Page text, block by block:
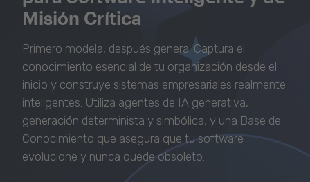
Casos de Uso
Whitepapers
Descargar GeneXus
Misión Crítica
Primero modela, después genera. Captura el
conocimiento esencial de tu organización desde el
inicio y construye sistemas empresariales realmente
inteligentes. Utiliza agentes de IA generativa,
generación determinista y simbólica, y una Base de
Conocimiento que asegura que tu software
evolucione y nunca quede obsoleto.